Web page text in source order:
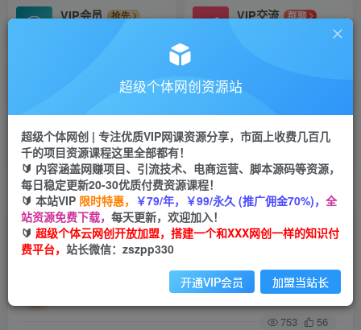
VIP会员
抢先
VIP交流
群聊
研究探讨更多创业项目路子。
会员专属推广链接
招募站长
挂机
项目
脚本卡密
APP下载
GO
首页 创业课程 会员专属 正文
（6763期）2023短视频和图文必过审核去重教
程，剪映剪辑去重方法汇总实操，搬运必学
关注 私信
753 56
超级个体网创资源站
超级个体网创 | 专注优质VIP网课资源分享，市面上收费几百几
千的项目资源课程这里全部都有！
🔰 内容涵盖网赚项目、引流技术、电商运营、脚本源码等资源，
每日稳定更新20-30优质付费资源课程！
🔰 本站VIP 限时特惠， ￥79/年，￥99/永久 (推广佣金70%)， 全
站资源免费下载， 每天更新，欢迎加入！
🔰 超级个体云网创开放加盟，搭建一个和XXX网创一样的知识付
费平台， 站长微信：zszpp330
开通VIP会员 加盟当站长